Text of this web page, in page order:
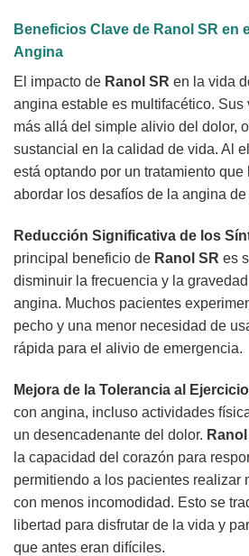
Beneficios Clave de Ranol SR en
Angina
El impacto de Ranol SR en la vida
angina estable es multifacético. Sus
más allá del simple alivio del dolor,
sustancial en la calidad de vida. Al
está optando por un tratamiento
abordar los desafíos de la angina
Reducción Significativa de los
principal beneficio de Ranol SR es
disminuir la frecuencia y la
angina. Muchos pacientes
pecho y una menor necesidad de
rápida para el alivio de emergencia.
Mejora de la Tolerancia al Ejercicio
con angina, incluso actividades
un desencadenante del dolor.
la capacidad del corazón para
permitiendo a los pacientes realizar
con menos incomodidad. Esto se
libertad para disfrutar de la vida y
que antes eran difíciles.